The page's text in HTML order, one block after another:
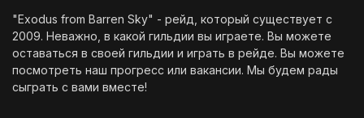
"Exodus from Barren Sky" - рейд, который существует с
2009. Неважно, в какой гильдии вы играете. Вы можете
оставаться в своей гильдии и играть в рейде. Вы можете
посмотреть наш прогресс или вакансии. Мы будем рады
сыграть с вами вместе!